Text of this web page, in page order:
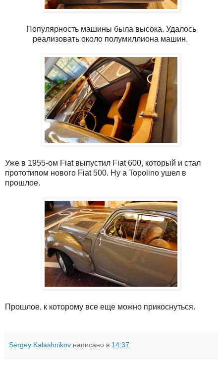
Популярность машины была высока. Удалось
реализовать около полумиллиона машин.
Уже в 1955-ом Fiat выпустил Fiat 600, который и стал
прототипом нового Fiat 500. Ну а Topolino ушел в
прошлое.
Прошлое, к которому все еще можно прикоснуться.
Sergey Kalashnikov написано в 14:37